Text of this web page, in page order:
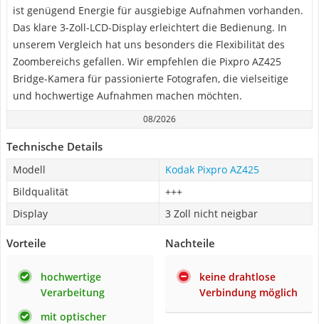
ist genügend Energie für ausgiebige Aufnahmen vorhanden.
Das klare 3-Zoll-LCD-Display erleichtert die Bedienung. In
unserem Vergleich hat uns besonders die Flexibilität des
Zoombereichs gefallen. Wir empfehlen die Pixpro AZ425
Bridge-Kamera für passionierte Fotografen, die vielseitige
und hochwertige Aufnahmen machen möchten.
08/2026
Technische Details
Modell
Kodak Pixpro AZ425
Bildqualität
+++
Display
3 Zoll nicht neigbar
Vorteile
hochwertige
Verarbeitung
mit optischer
Nachteile
keine drahtlose
Verbindung möglich